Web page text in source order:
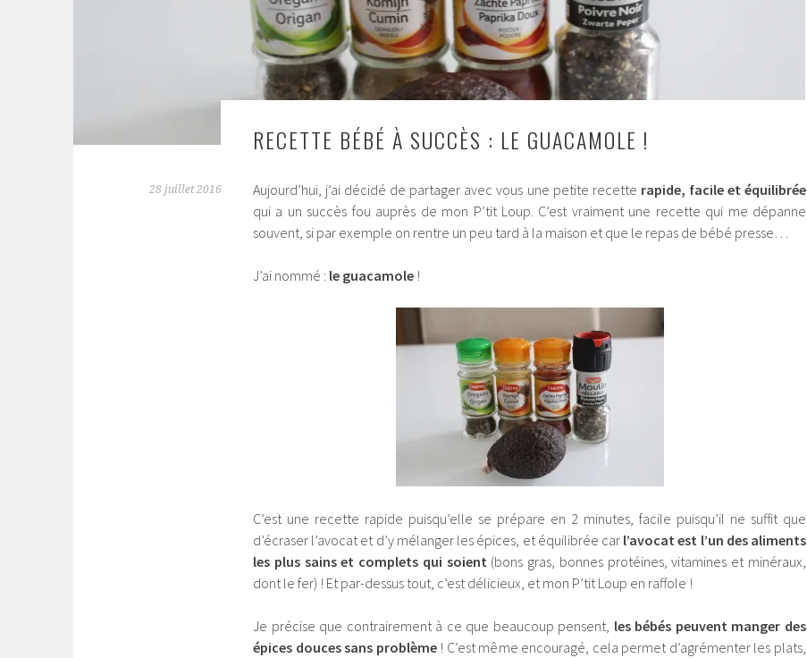
RECETTE BÉBÉ À SUCCÈS : LE GUACAMOLE !
28 juillet 2016 Aujourd’hui, j’ai décidé de partager avec vous une petite recette rapide, facile et équilibrée
qui a un succès fou auprès de mon P’tit Loup. C’est vraiment une recette qui me dépanne
souvent, si par exemple on rentre un peu tard à la maison et que le repas de bébé presse…
J’ai nommé : le guacamole !
C’est une recette rapide puisqu’elle se prépare en 2 minutes, facile puisqu’il ne suffit que
d’écraser l’avocat et d’y mélanger les épices, et équilibrée car l’avocat est l’un des aliments
les plus sains et complets qui soient (bons gras, bonnes protéines, vitamines et minéraux,
dont le fer) ! Et par-dessus tout, c’est délicieux, et mon P’tit Loup en raffole !
Je précise que contrairement à ce que beaucoup pensent, les bébés peuvent manger des
épices douces sans problème! C’est même encouragé, cela permet d’agrémenter les plats,